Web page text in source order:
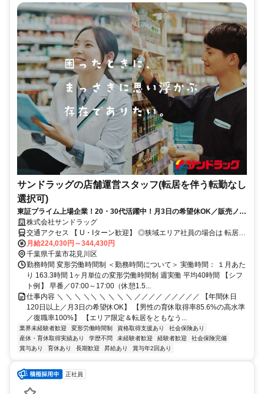
サンドラッグの店舗運営スタッフ(転居を伴う転勤なし
選択可)
東証プライム上場企業！20・30代活躍中！月3日の希望休OK／販売ノル
マなし／年収例32歳SV816万円／販促企画～商品管理など店舗運営がメ
インの仕事
株式会社サンドラッグ
交通アクセス 【 U・Iターン歓迎】 ◎狭域エリア社員の場合は 転居を
伴う転勤はありません。 ◎マイカー通勤OK
月給224,030円～344,430円
千葉県千葉市花見川区
勤務時間 変形労働時間制 ＜勤務時間について＞ 実働時間： １月あた
り 163.3時間 1ヶ月単位の変形労働時間制 週実働 平均40時間 【シフ
ト例】 早番／07:00～17:00（休憩1.5...
仕事内容 ＼ ＼ ＼ ＼＼ ＼ ＼ ＼ ＼ ／／／／ ／／／／／ 【年間休日
120日以上／月3日の希望休OK】 【男性の育休取得率85.6%の高水準
／復職率100%】 【エリア限定＆転居をともなう...
業界未経験者歓迎 変形労働時間制 資格取得支援あり
社会保険あり
産休・育休取得実績あり
学歴不問 未経験者歓迎 経験者歓迎
社会保険完備
賞与あり
育休あり 長期歓迎 昇給あり 賞与年2回あり
正社員